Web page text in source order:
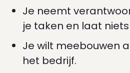
Je neemt
je taken en laat
Je wilt meebouwen
het bedrijf.